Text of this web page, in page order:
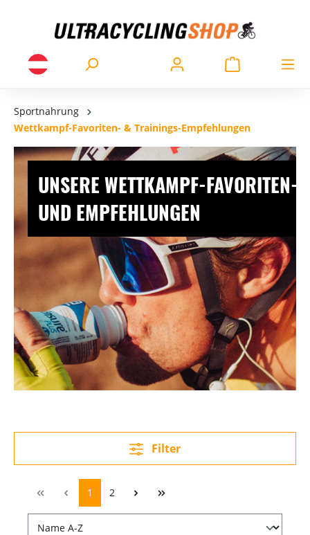
Sportnahrung
Wettkampf-Favoriten- & Trainings-Empfehlungen
UNSERE WETTKAMPF-FAVORITEN-
UND EMPFEHLUNGEN
Filter
1 2